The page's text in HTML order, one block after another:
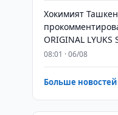
Хокимият
ORIGINAL LYUKS
08:01 · 06/08
Больше